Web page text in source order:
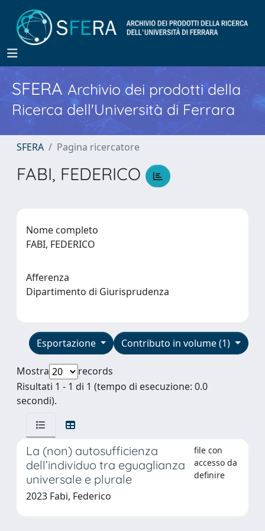
SFERA Archivio dei prodotti della
Ricerca dell'Università di Ferrara
SFERA Pagina ricercatore
FABI, FEDERICO
Nome completo
FABI, FEDERICO
Afferenza
Dipartimento di Giurisprudenza
Contributo in volume (1)
Esportazione
Mostra
records
Risultati 1 - 1 di 1 (tempo di esecuzione: 0.0
secondi).
La (non) autosufficienza
dell’individuo tra eguaglianza
universale e plurale
file con
accesso da
definire
2023 Fabi, Federico